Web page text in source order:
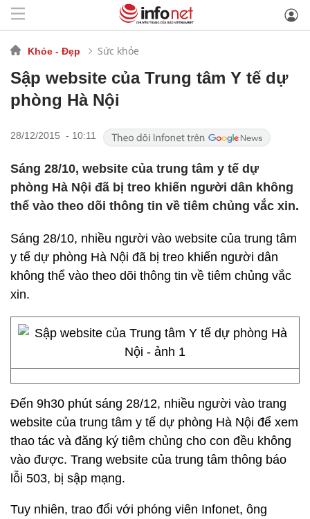
Khỏe - Đẹp Sức khỏe
Sập website của Trung tâm Y tế dự
phòng Hà Nội
28/12/2015 - 10:11
Sáng 28/10, website của trung tâm y tế dự
phòng Hà Nội đã bị treo khiến người dân không
thể vào theo dõi thông tin về tiêm chủng vắc xin.
Sáng 28/10, nhiều người vào website của trung tâm
y tế dự phòng Hà Nội đã bị treo khiến người dân
không thể vào theo dõi thông tin về tiêm chủng vắc
xin.
Đến 9h30 phút sáng 28/12, nhiều người vào trang
website của trung tâm y tế dự phòng Hà Nội để xem
thao tác và đăng ký tiêm chủng cho con đều không
vào được. Trang website của trung tâm thông báo
lỗi 503, bị sập mạng.
Tuy nhiên, trao đổi với phóng viên Infonet, ông